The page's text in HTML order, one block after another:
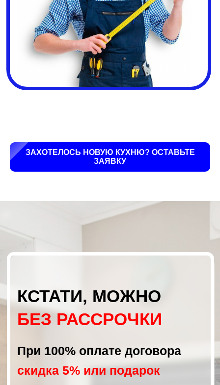
ЗАХОТЕЛОСЬ НОВУЮ КУХНЮ? ОСТАВЬТЕ
ЗАЯВКУ